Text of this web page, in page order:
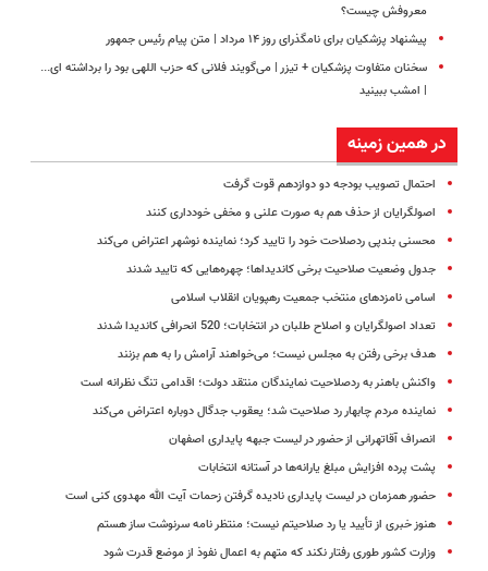
معروفش چیست؟
پیشنهاد پزشکیان برای نامگذرای روز ۱۴ مرداد | متن پیام رئیس جمهور
سخنان متفاوت پزشکیان + تیزر | می‌گویند فلانی که حزب اللهی بود را برداشته ای...
| امشب ببینید
در همین زمینه
احتمال تصویب بودجه دو دوازدهم قوت گرفت
اصولگرایان از حذف هم به صورت علنی و مخفی خودداری کنند
محسنی بندپی ردصلاحت خود را تایید کرد؛ نماینده نوشهر اعتراض می‌کند
جدول وضعیت صلاحیت برخی کاندیداها؛ چهره‌‌هایی که تایید شدند
اسامی نامزدهای منتخب جمعیت رهپویان انقلاب اسلامی
تعداد اصولگرایان و اصلاح طلبان در انتخابات؛ 520 انحرافی کاندیدا شدند
هدف برخی رفتن به مجلس نیست؛ می‌خواهند آرامش را به هم بزنند
واکنش باهنر به ردصلاحیت نمایندگان منتقد دولت؛ اقدامی تنگ نظرانه است
نماینده مردم چابهار رد صلاحیت شد؛ یعقوب جدگال دوباره اعتراض می‌کند
انصراف آقاتهرانی از حضور در لیست جبهه پایداری اصفهان
پشت پرده افزایش مبلغ یارانه‌ها در آستانه انتخابات
حضور همزمان در لیست پایداری نادیده گرفتن زحمات آیت الله مهدوی کنی است
هنوز خبری از تأیید یا رد صلاحیتم نیست؛ منتظر نامه سرنوشت ساز هستم
وزارت کشور طوری رفتار نکند که متهم به اعمال نفوذ از موضع قدرت شود